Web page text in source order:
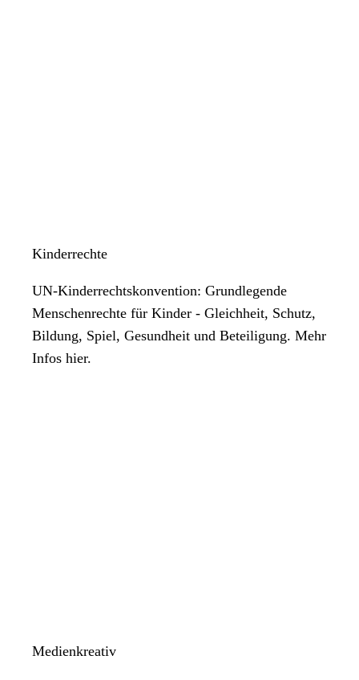
Kinderrechte
UN-Kinderrechtskonvention: Grundlegende
Menschenrechte für Kinder - Gleichheit, Schutz,
Bildung, Spiel, Gesundheit und Beteiligung. Mehr
Infos hier.
Medienkreativ